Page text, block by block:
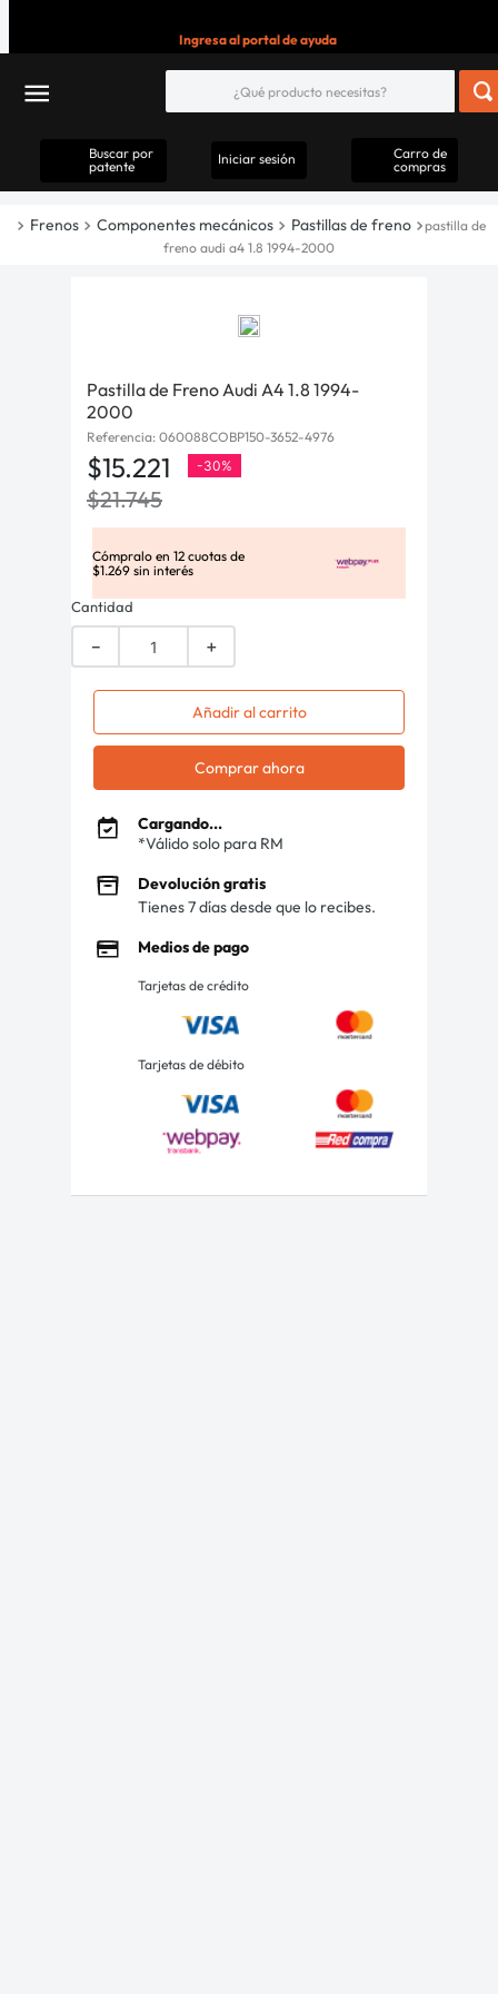
Ingresa al portal de ayuda
Buscar por
patente
Iniciar sesión
Carro de
compras
Frenos Componentes mecánicos Pastillas de freno
pastilla de
freno audi a4 1.8 1994-2000
Pastilla de Freno Audi A4 1.8 1994-
2000
Referencia: 060088COBP150-3652-4976
$15.221 -30%
$21.745
Cómpralo en 12 cuotas de
$1.269 sin interés
Cantidad
＋
－
Añadir al carrito
Comprar ahora
Cargando...
*Válido solo para RM
Devolución gratis
Tienes 7 días desde que lo recibes.
Medios de pago
Tarjetas de crédito
Tarjetas de débito